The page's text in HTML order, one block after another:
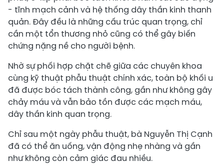
- tĩnh mạch cảnh và hệ thống dây thần kinh thanh
quản. Đây đều là những cấu trúc quan trọng, chỉ
cần một tổn thương nhỏ cũng có thể gây biến
chứng nặng nề cho người bệnh.
Nhờ sự phối hợp chặt chẽ giữa các chuyên khoa
cùng kỹ thuật phẫu thuật chính xác, toàn bộ khối u
đã được bóc tách thành công, gần như không gây
chảy máu và vẫn bảo tồn được các mạch máu,
dây thần kinh quan trọng.
Chỉ sau một ngày phẫu thuật, bà Nguyễn Thị Cạnh
đã có thể ăn uống, vận động nhẹ nhàng và gần
như không còn cảm giác đau nhiều.